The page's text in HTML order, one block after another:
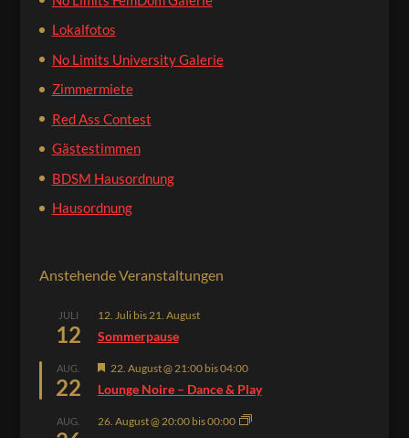
Lokalfotos
No Limits University Galerie
Zimmermiete
Red Ass Contest
Gästestimmen
BDSM Hausordnung
Hausordnung
Anstehende Veranstaltungen
JULI
12
12. Julibis21. August
Sommerpause
AUG.
22
Hervorgehoben
22. August @ 21:00bis04:00
Lounge Noire – Dance & Play
AUG. 26. August @ 20:00bis00:00